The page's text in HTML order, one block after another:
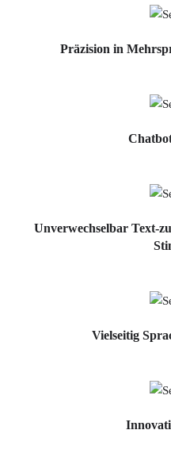
Präzision in
Unverwechselbar Text-
Vielseitig